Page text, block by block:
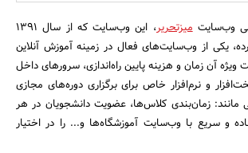
وب‌سایتمیزتحریر
، این و‌ب‌سایت که از سال 1391
یکی از وب‌سایت‌های فعال در زمینه آموزش آنلاین
آن زمان و هزینه پایین راه‌اندازی، سرورهای داخل
و نرم‌افزار خاص برای برگزاری دوره‌های مجازی
مانند: زمان‌بندی کلاس‌ها، عضویت دانشجویان در هر
و سریع با وب‌سایت آموزشگاه‌ها و... را در اختیار